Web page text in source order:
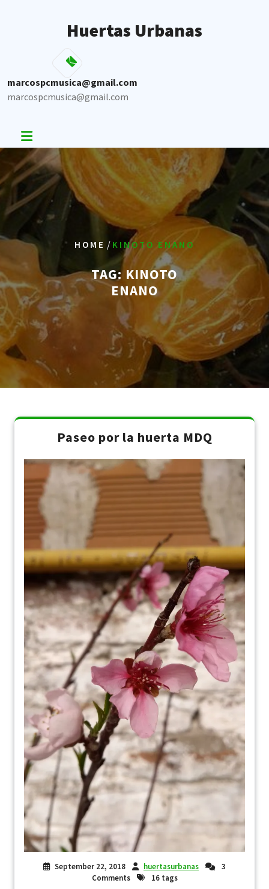
Huertas Urbanas
marcospcmusica@gmail.com
marcospcmusica@gmail.com
HOME / KINOTO ENANO
TAG: KINOTO
ENANO
Paseo por la huerta MDQ
September 22, 2018 huertasurbanas
3
Comments
16 tags